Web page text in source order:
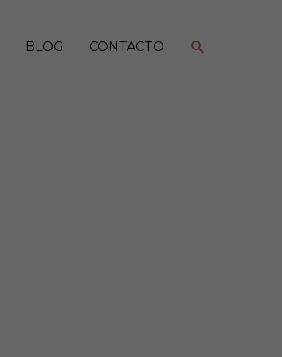
BLOG CONTACTO Buscar